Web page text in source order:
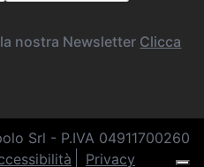
nostra Newsletter Clicca
Srl - P.IVA 04911700260
Privacy